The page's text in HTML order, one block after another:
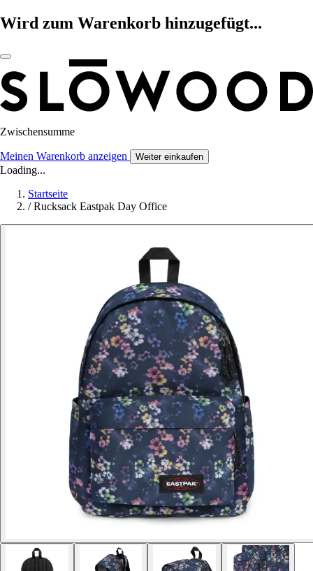
Wird zum Warenkorb hinzugefügt...
Zwischensumme
Meinen Warenkorb anzeigen Weiter einkaufen
Loading...
Startseite
/ Rucksack Eastpak Day Office